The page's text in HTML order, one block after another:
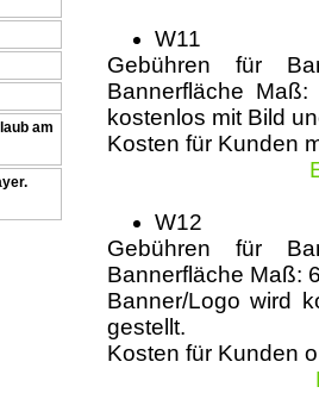
am
W11
Gebühren für
Bannerfläche
kostenlos mit Bild
Kosten für Kunden
W12
Gebühren für
Bannerfläche Maß:
Banner/Logo wird
gestellt.
Kosten für Kunden